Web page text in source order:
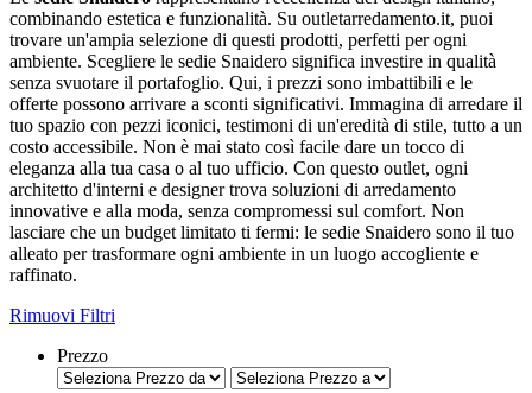
combinando estetica e funzionalità. Su outletarredamento.it, puoi
trovare un'ampia selezione di questi prodotti, perfetti per ogni
ambiente. Scegliere le sedie Snaidero significa investire in qualità
senza svuotare il portafoglio. Qui, i prezzi sono imbattibili e le
offerte possono arrivare a sconti significativi. Immagina di arredare il
tuo spazio con pezzi iconici, testimoni di un'eredità di stile, tutto a un
costo accessibile. Non è mai stato così facile dare un tocco di
eleganza alla tua casa o al tuo ufficio. Con questo outlet, ogni
architetto d'interni e designer trova soluzioni di arredamento
innovative e alla moda, senza compromessi sul comfort. Non
lasciare che un budget limitato ti fermi: le sedie Snaidero sono il tuo
alleato per trasformare ogni ambiente in un luogo accogliente e
raffinato.
Rimuovi Filtri
Prezzo